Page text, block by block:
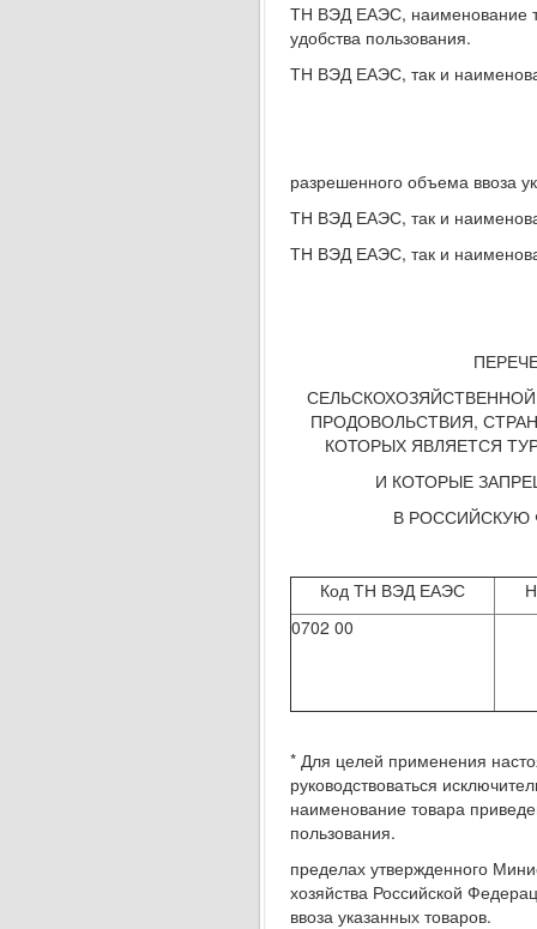
ТН ВЭД ЕАЭС, наименование
удобства пользования.
ТН ВЭД ЕАЭС, так и
разрешенного объема ввоза
ТН ВЭД ЕАЭС, так и
ТН ВЭД ЕАЭС, так и
ПРОДОВОЛЬСТВИЯ,
КОТОРЫХ ЯВЛЯЕТСЯ
И КОТОРЫЕ
В РОССИЙСКУЮ
Код ТН ВЭД ЕАЭС
0702 00
* Для целей применения
руководствоваться
наименование товара
пользования.
пределах утвержденного
хозяйства Российской
ввоза указанных товаров.